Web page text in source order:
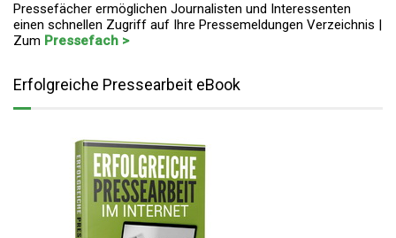
Pressefächer ermöglichen Journalisten und Interessenten
einen schnellen Zugriff auf Ihre Pressemeldungen Verzeichnis |
Zum Pressefach >
Erfolgreiche Pressearbeit eBook